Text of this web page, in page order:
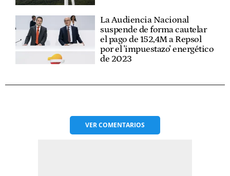
La Audiencia Nacional
suspende de forma cautelar
el pago de 152,4M a Repsol
por el 'impuestazo' energético
de 2023
VERCOMENTARIOS